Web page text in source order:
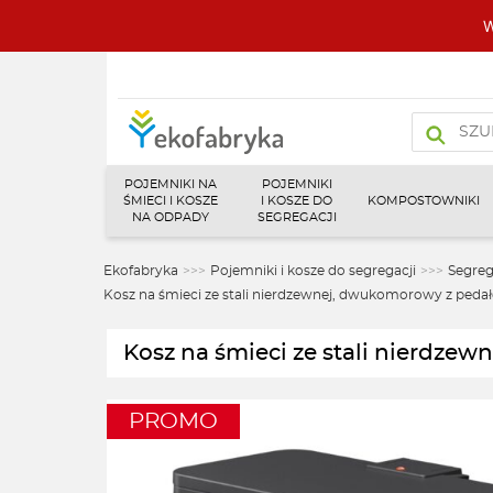
POJEMNIKI NA
ŚMIECI I KOSZE
NA ODPADY
POJEMNIKI
I KOSZE DO
SEGREGACJI
KOMPOSTOWNIKI
Ekofabryka >>> Pojemniki i kosze do segregacji >>>
Kosz na śmieci ze stali nierdzewnej, dwukomorowy z
Kosz na śmieci ze stali
PROMO